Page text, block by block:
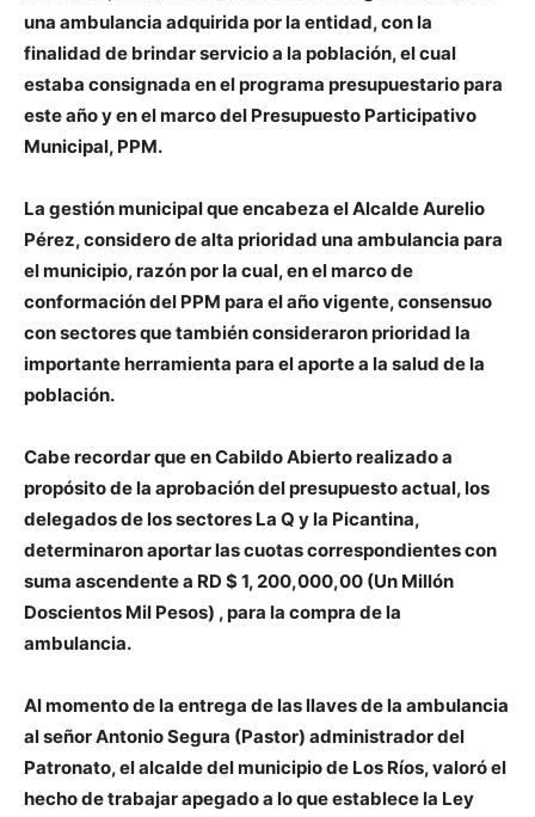
una ambulancia adquirida por la entidad, con la
finalidad de brindar servicio a la población, el cual
estaba consignada en el programa presupuestario para
este año y en el marco del Presupuesto Participativo
Municipal, PPM.
La gestión municipal que encabeza el Alcalde Aurelio
Pérez, considero de alta prioridad una ambulancia para
el municipio, razón por la cual, en el marco de
conformación del PPM para el año vigente, consensuo
con sectores que también consideraron prioridad la
importante herramienta para el aporte a la salud de la
población.
Cabe recordar que en Cabildo Abierto realizado a
propósito de la aprobación del presupuesto actual, los
delegados de los sectores La Q y la Picantina,
determinaron aportar las cuotas correspondientes con
suma ascendente a RD $ 1, 200,000,00 (Un Millón
Doscientos Mil Pesos) , para la compra de la
ambulancia.
Al momento de la entrega de las llaves de la ambulancia
al señor Antonio Segura (Pastor) administrador del
Patronato, el alcalde del municipio de Los Ríos, valoró el
hecho de trabajar apegado a lo que establece la Ley